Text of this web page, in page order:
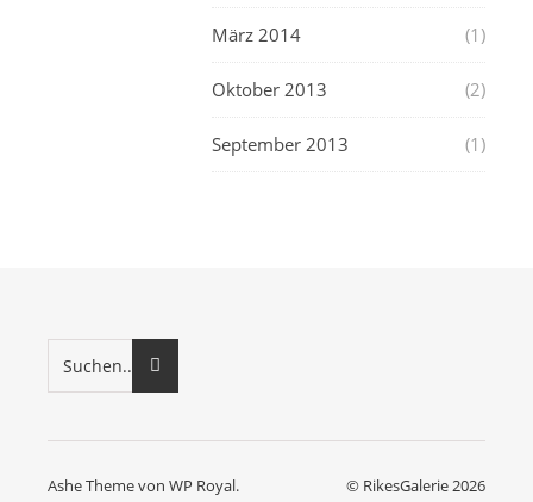
März 2014 (1)
Oktober 2013 (2)
September 2013 (1)
© RikesGalerie 2026
Ashe Theme von WP Royal.